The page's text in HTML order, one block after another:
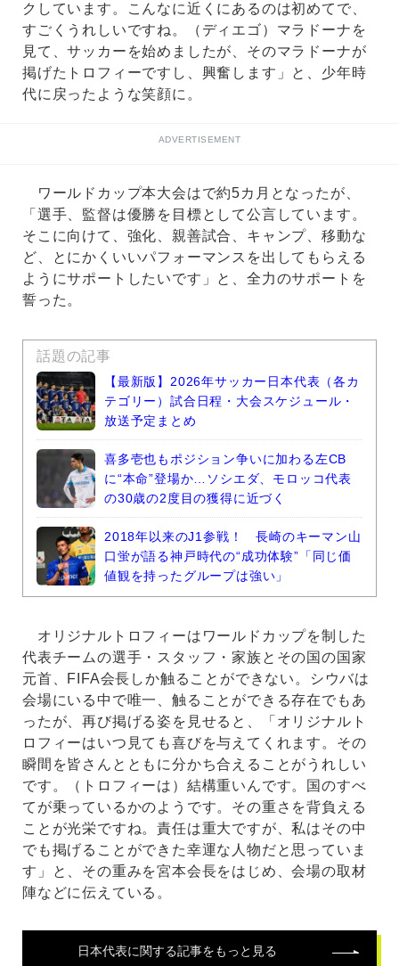
クしています。こんなに近くにあるのは初めてで、
すごくうれしいですね。（ディエゴ）マラドーナを
見て、サッカーを始めましたが、そのマラドーナが
掲げたトロフィーですし、興奮します」と、少年時
代に戻ったような笑顔に。
ADVERTISEMENT
ワールドカップ本大会はで約5カ月となったが、
「選手、監督は優勝を目標として公言しています。
そこに向けて、強化、親善試合、キャンプ、移動な
ど、とにかくいいパフォーマンスを出してもらえる
ようにサポートしたいです」と、全力のサポートを
誓った。
話題の記事
【最新版】2026年サッカー日本代表（各カ
テゴリー）試合日程・大会スケジュール・
放送予定まとめ
喜多壱也もポジション争いに加わる左CB
に“本命”登場か…ソシエダ、モロッコ代表
の30歳の2度目の獲得に近づく
2018年以来のJ1参戦！ 長崎のキーマン山
口蛍が語る神戸時代の“成功体験”「同じ価
値観を持ったグループは強い」
オリジナルトロフィーはワールドカップを制した
代表チームの選手・スタッフ・家族とその国の国家
元首、FIFA会長しか触ることができない。シウバは
会場にいる中で唯一、触ることができる存在でもあ
ったが、再び掲げる姿を見せると、「オリジナルト
ロフィーはいつ見ても喜びを与えてくれます。その
瞬間を皆さんとともに分かち合えることがうれしい
です。（トロフィーは）結構重いんです。国のすべ
てが乗っているかのようです。その重さを背負える
ことが光栄ですね。責任は重大ですが、私はその中
でも掲げることができた幸運な人物だと思っていま
す」と、その重みを宮本会長をはじめ、会場の取材
陣などに伝えている。
日本代表に関する記事をもっと見る